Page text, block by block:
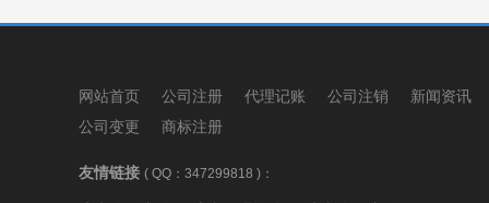
网站首页 公司注册 代理记账 公司注销
新闻资讯
公司变更
商标注册
友情链接 ( QQ：347299818 )：